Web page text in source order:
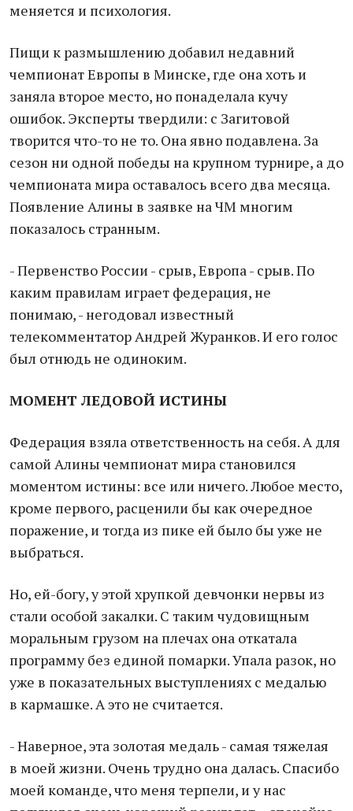
меняется и психология.
Пищи к размышлению добавил недавний
чемпионат Европы в Минске, где она хоть и
заняла второе место, но понаделала кучу
ошибок. Эксперты твердили: с Загитовой
творится что-то не то. Она явно подавлена. За
сезон ни одной победы на крупном турнире, а до
чемпионата мира оставалось всего два месяца.
Появление Алины в заявке на ЧМ многим
показалось странным.
- Первенство России - срыв, Европа - срыв. По
каким правилам играет федерация, не
понимаю, - негодовал известный
телекомментатор Андрей Журанков. И его голос
был отнюдь не одиноким.
МОМЕНТ ЛЕДОВОЙ ИСТИНЫ
Федерация взяла ответственность на себя. А для
самой Алины чемпионат мира становился
моментом истины: все или ничего. Любое место,
кроме первого, расценили бы как очередное
поражение, и тогда из пике ей было бы уже не
выбраться.
Но, ей-богу, у этой хрупкой девчонки нервы из
стали особой закалки. С таким чудовищным
моральным грузом на плечах она откатала
программу без единой помарки. Упала разок, но
уже в показательных выступлениях с медалью
в кармашке. А это не считается.
- Наверное, эта золотая медаль - самая тяжелая
в моей жизни. Очень трудно она далась. Спасибо
моей команде, что меня терпели, и у нас